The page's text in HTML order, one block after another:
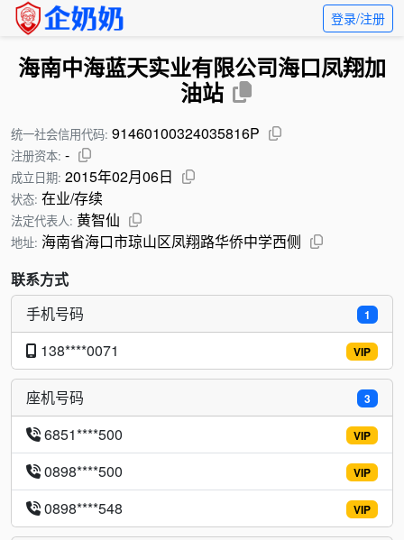
登录/注册
海南中海蓝天实业有限公司海口凤翔加
油站
统一社会信用代码: 91460100324035816P
注册资本: -
成立日期: 2015年02月06日
状态: 在业/存续
法定代表人: 黄智仙
地址: 海南省海口市琼山区凤翔路华侨中学西侧
联系方式
1
手机号码
VIP
138****0071
3
座机号码
VIP
6851****500
VIP
0898****500
VIP
0898****548